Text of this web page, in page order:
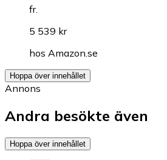
fr.
5 539 kr
hos Amazon.se
Hoppa över innehållet
Annons
Andra besökte även
Hoppa över innehållet